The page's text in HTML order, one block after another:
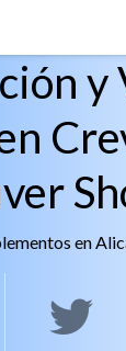
y
en